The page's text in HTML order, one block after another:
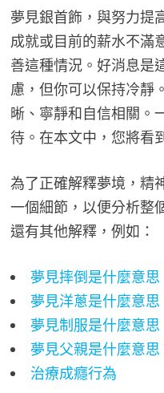
夢見銀首飾，與努力提
成就或目前的薪水不滿
善這種情況。好消息是
慮，但你可以保持冷靜
晰、寧靜和自信相關。
待。在本文中，您將看
為了正確解釋夢境，精
一個細節，以便分析整
還有其他解釋，例如：
夢見摔倒是什麼意思
夢見洋蔥是什麼意思
夢見制服是什麼意思
夢見父親是什麼意思
治療成癮行為